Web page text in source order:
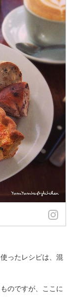
ったレシピは、混
のですが、ここに